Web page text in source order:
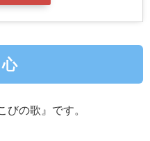
びの歌』です。